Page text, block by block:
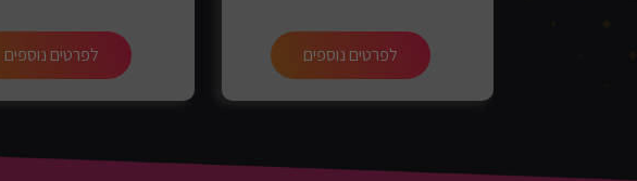
לפרטים נוספים לפרטים נוספים